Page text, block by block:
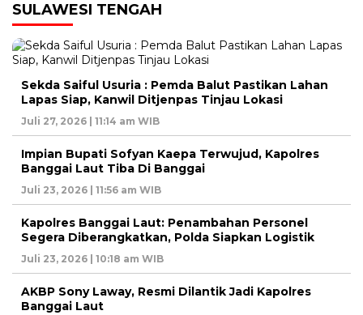
SULAWESI TENGAH
Sekda Saiful Usuria : Pemda Balut Pastikan Lahan
Lapas Siap, Kanwil Ditjenpas Tinjau Lokasi
Juli 27, 2026 | 11:14 am WIB
Impian Bupati Sofyan Kaepa Terwujud, Kapolres
Banggai Laut Tiba Di Banggai
Juli 23, 2026 | 11:56 am WIB
Kapolres Banggai Laut: Penambahan Personel
Segera Diberangkatkan, Polda Siapkan Logistik
Juli 23, 2026 | 10:18 am WIB
AKBP Sony Laway, Resmi Dilantik Jadi Kapolres
Banggai Laut